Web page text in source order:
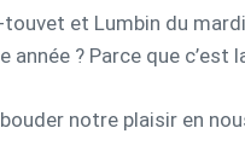
et Lumbin du
année ? Parce que c’est
notre plaisir en